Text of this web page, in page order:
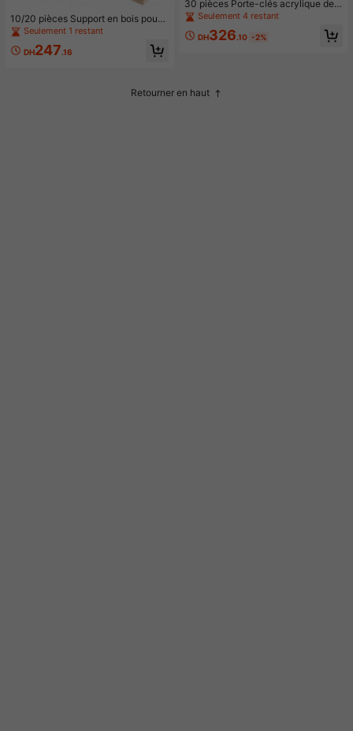
10/20 pièces Support en bois pour
cartes, présentoir en bois pour phot
os, étagère d'affichage pour décora
tion de mariage, réception, fête à la
Seulement 1 restant
DH247.16
30 pièces Porte-clés acrylique de r
emise des diplômes, décoration de f
ête de remise des diplômes, cadeau
Seulement 4 restant
DH326.10 -2%
Retourner en haut